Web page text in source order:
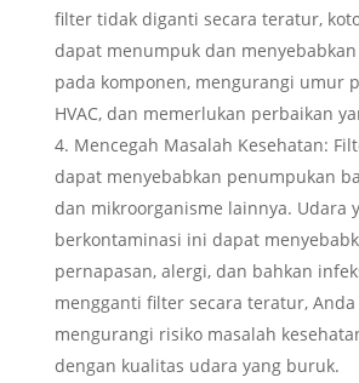
filter tidak diganti secara teratur,
dapat menumpuk dan
pada komponen, mengurangi umur
HVAC, dan memerlukan perbaikan
Mencegah Masalah Kesehatan:
dapat menyebabkan penumpukan
dan mikroorganisme lainnya. Udara
berkontaminasi ini dapat
pernapasan, alergi, dan bahkan
mengganti filter secara teratur,
mengurangi risiko masalah
dengan kualitas udara yang buruk.